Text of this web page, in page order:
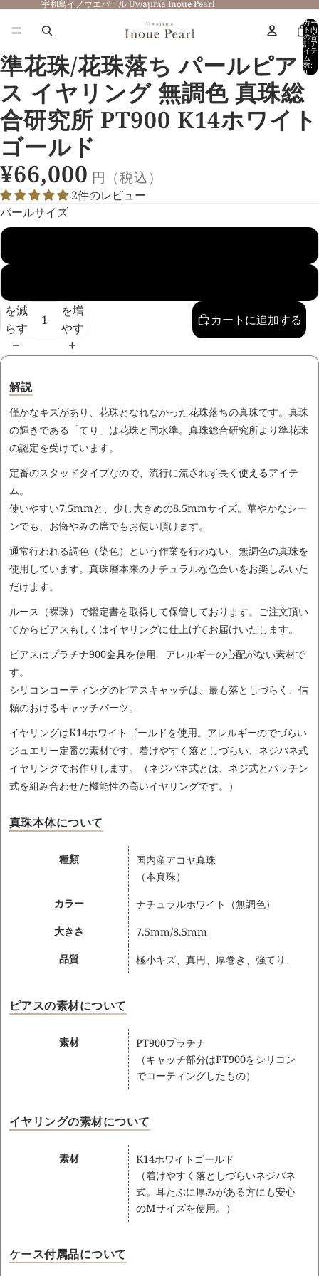
宇和島イノウエパール Uwajima Inoue Pearl
カー
ト内
の合
計ア
イテ
ム
数:
0
準花珠/花珠落ち パールピア
ス イヤリング 無調色 真珠総
合研究所 PT900 K14ホワイト
ゴールド
¥66,000
2件のレビュー
パールサイズ
を減
らす
を増
やす
カートに追加する
解説
僅かなキズがあり、花珠となれなかった花珠落ちの真珠です。真珠
の輝きである「てり」は花珠と同水準。真珠総合研究所より準花珠
の認定を受けています。
定番のスタッドタイプなので、流行に流されず長く使えるアイテ
ム。
使いやすい7.5mmと、少し大きめの8.5mmサイズ。華やかなシー
ンでも、お悔やみの席でもお使い頂けます。
通常行われる調色（染色）という作業を行わない、無調色の真珠を
使用しています。真珠層本来のナチュラルな色合いをお楽しみいた
だけます。
ルース（裸珠）で鑑定書を取得して保管しております。ご注文頂い
てからピアスもしくはイヤリングに仕上げてお届けいたします。
ピアスはプラチナ900金具を使用。アレルギーの心配がない素材で
す。
シリコンコーティングのピアスキャッチは、最も落としづらく、信
頼のおけるキャッチパーツ。
イヤリングはK14ホワイトゴールドを使用。アレルギーのでづらい
ジュエリー定番の素材です。着けやすく落としづらい、ネジバネ式
イヤリングでお作りします。（ネジバネ式とは、ネジ式とパッチン
式を組み合わせた機能性の高いイヤリングです。）
真珠本体について
種類
国内産アコヤ真珠
（本真珠）
カラー
ナチュラルホワイト（無調色）
大きさ
7.5mm/8.5mm
品質
極小キズ、真円、厚巻き、強てり、
ピアスの素材について
素材
PT900プラチナ
（キャッチ部分はPT900をシリコン
でコーティングしたもの）
イヤリングの素材について
素材
K14ホワイトゴールド
（着けやすく落としづらいネジバネ
式。耳たぶに厚みがある方にも安心
のMサイズを使用。）
ケース付属品について